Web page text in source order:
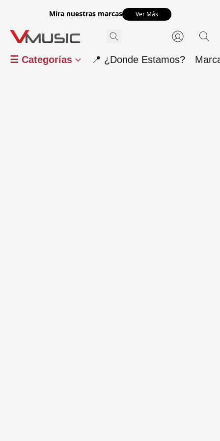
Mira nuestras marcas Ver Más
☰ Categorías 📍 ¿Donde Estamos?